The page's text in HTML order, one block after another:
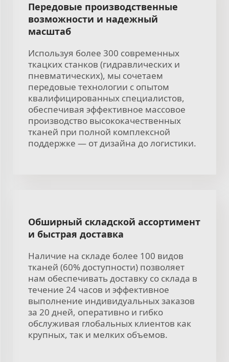
Передовые производственные
возможности и надежный
масштаб
Используя более 300 современных
ткацких станков (гидравлических и
пневматических), мы сочетаем
передовые технологии с опытом
квалифицированных специалистов,
обеспечивая эффективное массовое
производство высококачественных
тканей при полной комплексной
поддержке — от дизайна до логистики.
Обширный складской ассортимент
и быстрая доставка
Наличие на складе более 100 видов
тканей (60% доступности) позволяет
нам обеспечивать доставку со склада в
течение 24 часов и эффективное
выполнение индивидуальных заказов
за 20 дней, оперативно и гибко
обслуживая глобальных клиентов как
крупных, так и мелких объемов.